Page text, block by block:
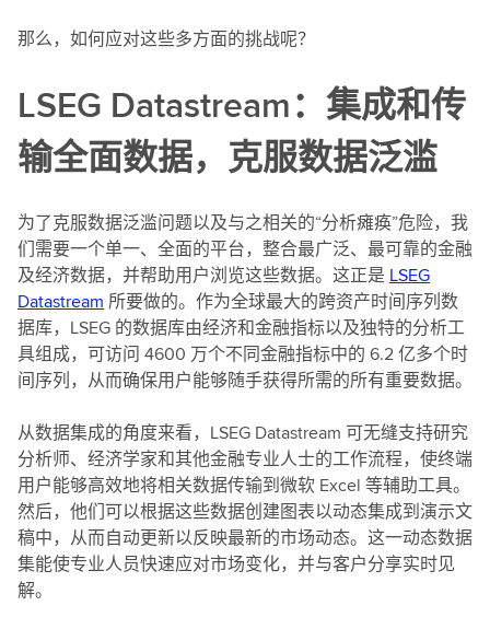
那么，如何应对这些多方面的挑战呢？
LSEG Datastream：集成和传
输全面数据，克服数据泛滥
为了克服数据泛滥问题以及与之相关的“分析瘫痪”危险，我
们需要一个单一、全面的平台，整合最广泛、最可靠的金融
及经济数据，并帮助用户浏览这些数据。这正是 LSEG
Datastream 所要做的。作为全球最大的跨资产时间序列数
据库，LSEG 的数据库由经济和金融指标以及独特的分析工
具组成，可访问 4600 万个不同金融指标中的 6.2 亿多个时
间序列，从而确保用户能够随手获得所需的所有重要数据。
从数据集成的角度来看，LSEG Datastream 可无缝支持研究
分析师、经济学家和其他金融专业人士的工作流程，使终端
用户能够高效地将相关数据传输到微软 Excel 等辅助工具。
然后，他们可以根据这些数据创建图表以动态集成到演示文
稿中，从而自动更新以反映最新的市场动态。这一动态数据
集能使专业人员快速应对市场变化，并与客户分享实时见
解。